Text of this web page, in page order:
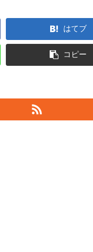
はてブ
コピー